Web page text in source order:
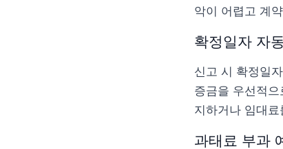
악이 어렵고 계
확정일자 자
신고 시 확정일
증금을 우선적
지하거나 임대
과태료 부과